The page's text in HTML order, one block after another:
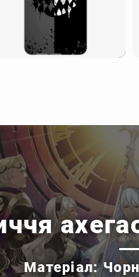
Матеріал: